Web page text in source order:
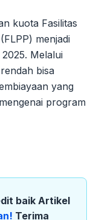
kuota Fasilitas
menjadi
Melalui
bisa
yang
program
baik Artikel
Terima